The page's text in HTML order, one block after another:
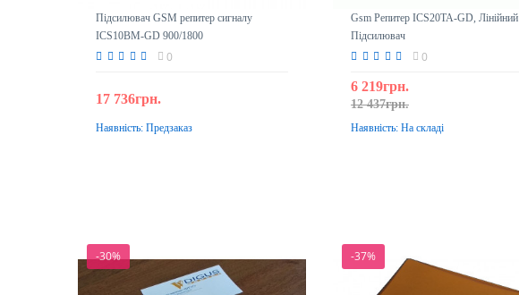
Підсилювач GSM репитер сигналу
ICS10BM-GD 900/1800
0
17 736грн.
Передзамовлення
Наявність: Предзаказ
Gsm Репитер ICS20TA-GD, Лінійний
Підсилювач
0
6 219грн.
12 437грн.
До кошика
Наявність: На складі
-30% -37%